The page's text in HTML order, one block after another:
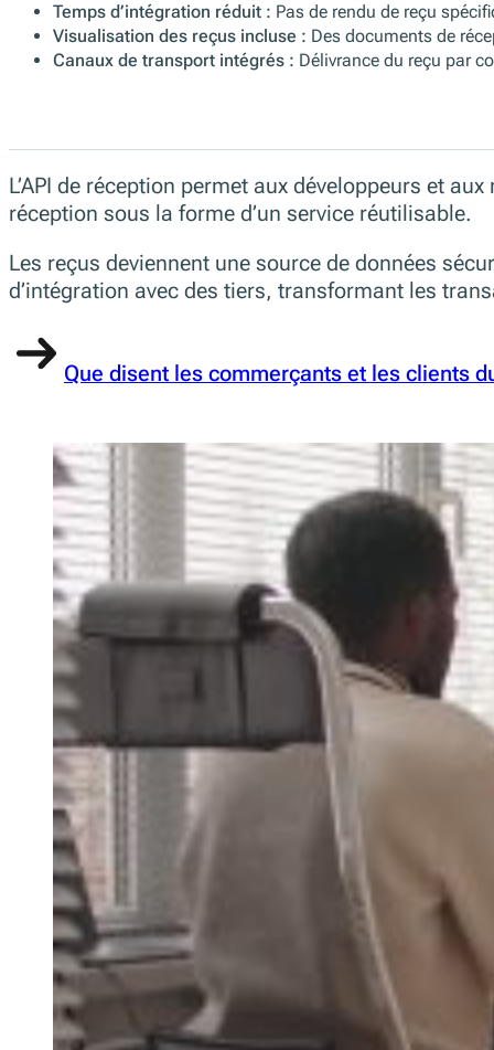
Temps d’intégration réduit : Pas de rendu de reçu
Visualisation des reçus incluse : Des documents de
Canaux de transport intégrés : Délivrance du reçu par
L’API de réception permet aux développeurs et
réception sous la forme d’un service réutilisable.
Les reçus deviennent une source de données
d’intégration avec des tiers, transformant les
Que disent les commerçants et les clients